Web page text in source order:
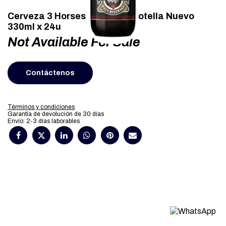
Cerveza 3 Horses Dark Malt Botella Nuevo
330ml x 24u
Not Available For Sale
Contáctenos
Términos y condiciones
Garantía de devolución de 30 días
Envío: 2-3 días laborables